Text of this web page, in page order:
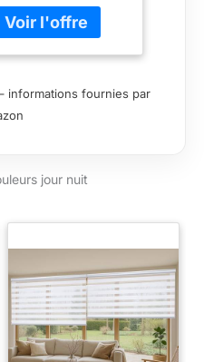
informations fournies par
jour nuit